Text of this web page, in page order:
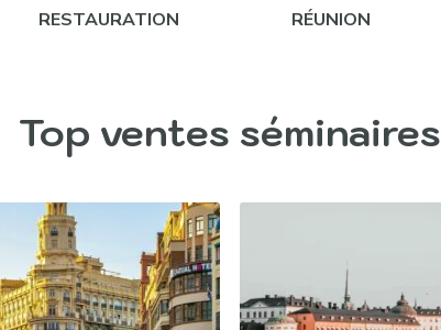
RESTAURATION RÉUNION
Top ventes séminaires